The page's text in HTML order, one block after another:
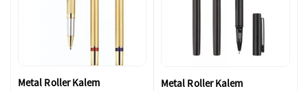
Metal Roller Kalem Metal Roller Kalem